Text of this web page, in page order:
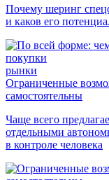
Почему шеринг
и каков его
рынки
Ограниченные
самостоятельны
Чаще всего
отдельными
в контроле человека